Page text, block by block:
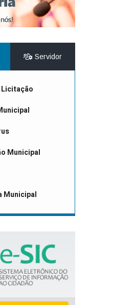
Servidor
Municipal
Municipal